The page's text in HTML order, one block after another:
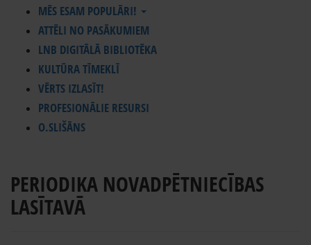
MĒS ESAM POPULĀRI!
ATTĒLI NO PASĀKUMIEM
LNB DIGITĀLĀ BIBLIOTĒKA
KULTŪRA TĪMEKLĪ
VĒRTS IZLASĪT!
PROFESIONĀLIE RESURSI
O.SLIŠĀNS
PERIODIKA NOVADPĒTNIECĪBAS
LASĪTAVĀ